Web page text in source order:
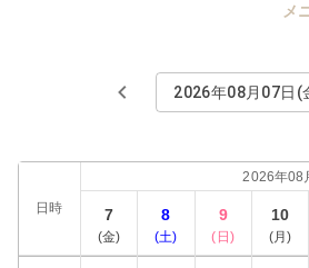
メ
2026年08月07日(
日時
2026年08
7
(金)
8
(土)
9
( 日 )
10
(月 )